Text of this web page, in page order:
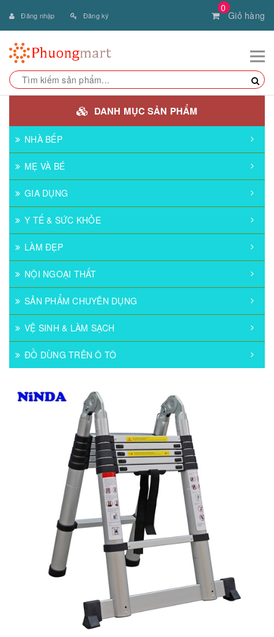
0
Giỏ hàng
Đăng nhập Đăng ký
DANH MỤC SẢN PHẨM
NHÀ BẾP
MẸ VÀ BÉ
GIA DỤNG
Y TẾ & SỨC KHỎE
LÀM ĐẸP
NỘI NGOẠI THẤT
SẢN PHẨM CHUYÊN DỤNG
VỆ SINH & LÀM SẠCH
ĐỒ DÙNG TRÊN Ô TÔ